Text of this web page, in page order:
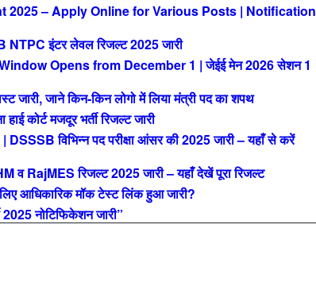
– Apply Online for Various Posts | Notification
इंटर लेवल रिजल्ट 2025 जारी
Opens from December 1 | जेईई मेन 2026 सेशन 1
जाने किन-किन लोगो में लिया मंत्री पद का शपथ
मजदूर भर्ती रिजल्ट जारी
विभिन्न पद परीक्षा आंसर की 2025 जारी – यहाँ से करें
रिजल्ट 2025 जारी – यहाँ देखें पूरा रिजल्ट
आधिकारिक मॉक टेस्ट लिंक हुआ जारी?
नोटिफिकेशन जारी”